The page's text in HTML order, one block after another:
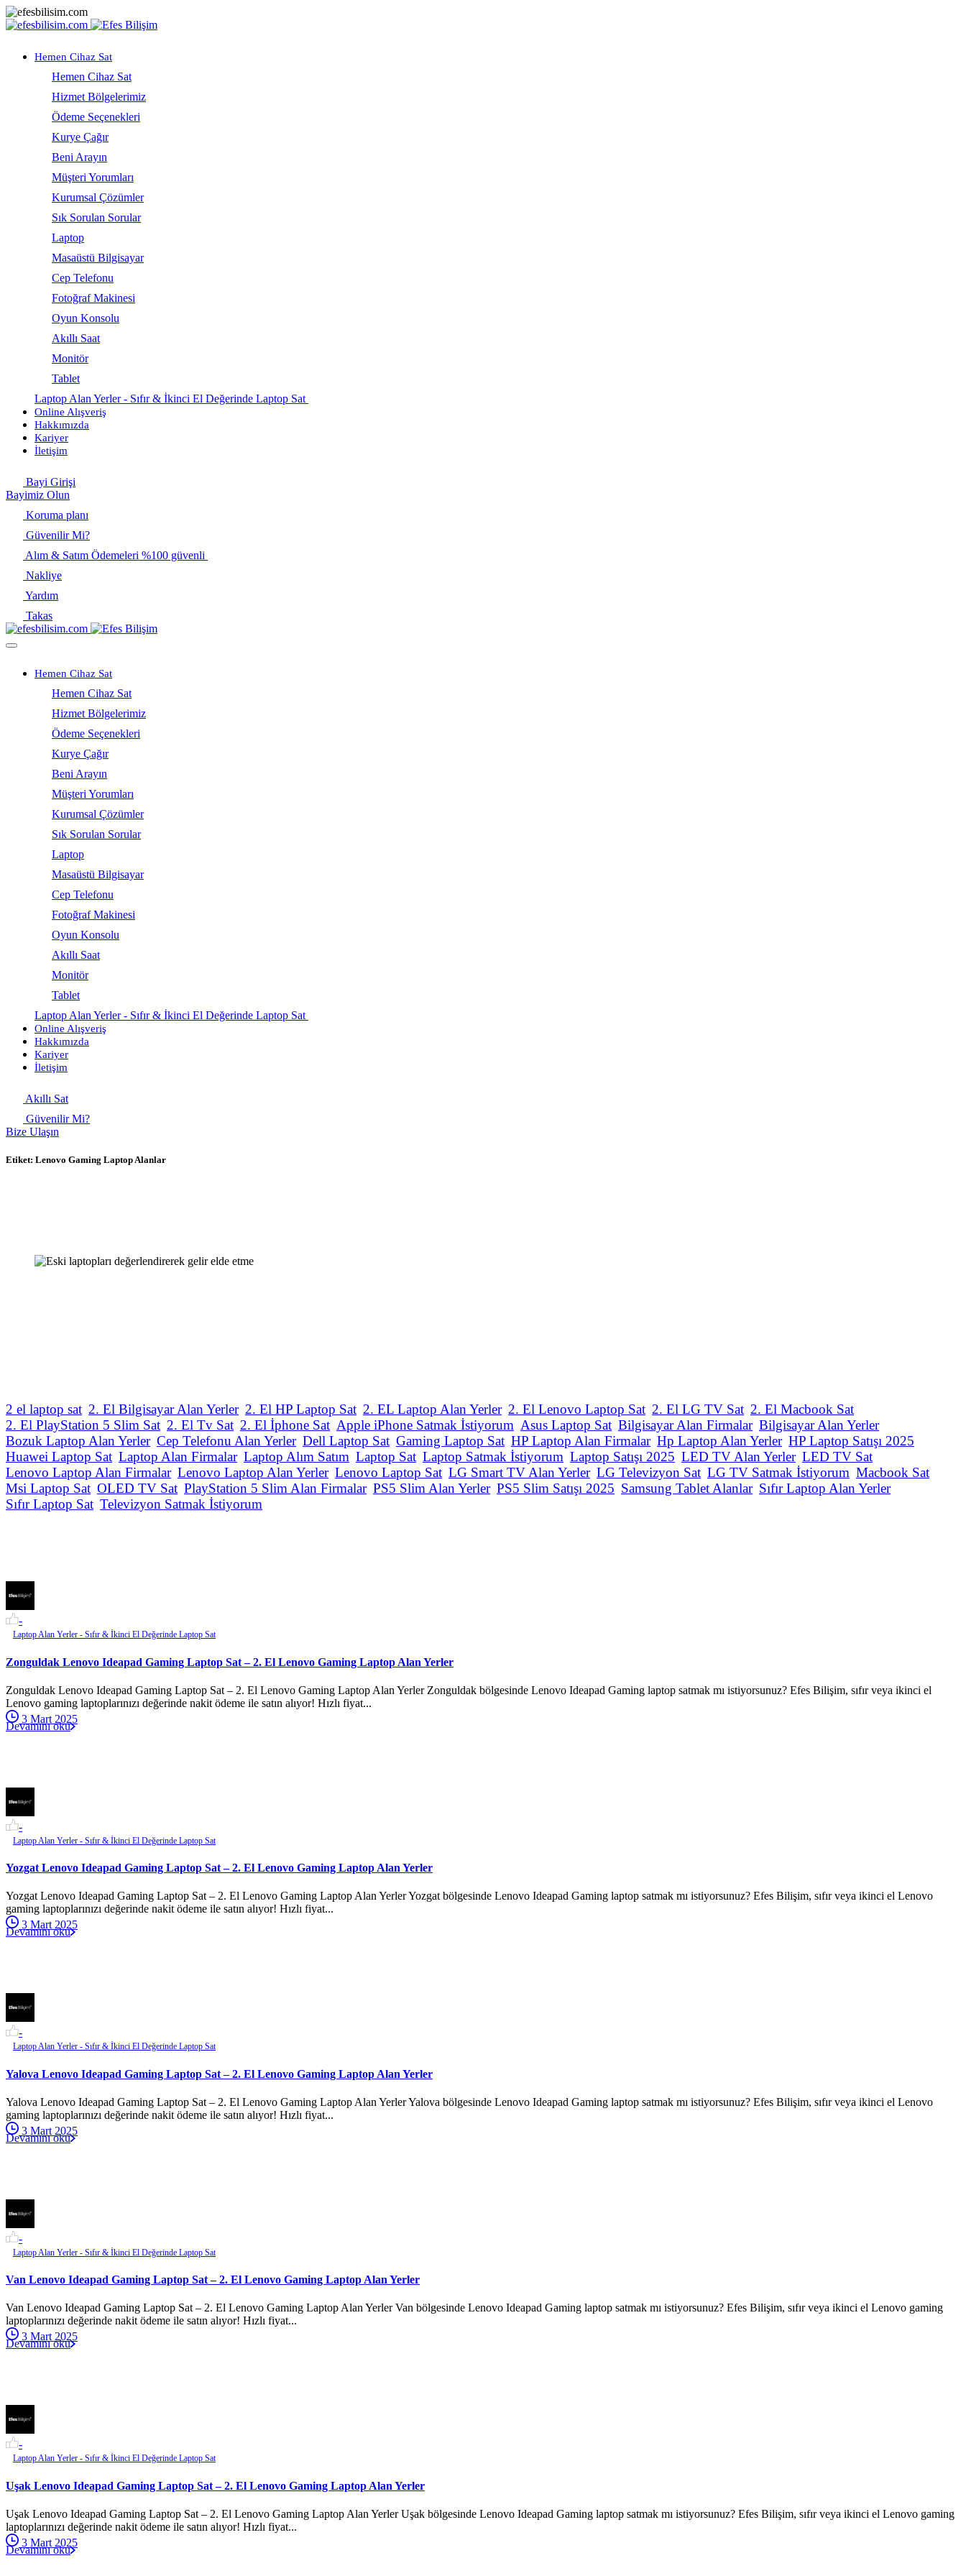
Hemen Cihaz Sat
Hemen Cihaz Sat
Hizmet Bölgelerimiz
Ödeme Seçenekleri
Kurye Çağır
Beni Arayın
Müşteri Yorumları
Kurumsal Çözümler
Sık Sorulan Sorular
Laptop
Masaüstü Bilgisayar
Cep Telefonu
Fotoğraf Makinesi
Oyun Konsolu
Akıllı Saat
Monitör
Tablet
Laptop Alan Yerler - Sıfır & İkinci El Değerinde Laptop Sat
Online Alışveriş
Hakkımızda
Kariyer
İletişim
Bayi Girişi
Bayimiz Olun
Koruma planı
Güvenilir Mi?
Alım & Satım Ödemeleri %100 güvenli
Nakliye
Yardım
Takas
Hemen Cihaz Sat
Hemen Cihaz Sat
Hizmet Bölgelerimiz
Ödeme Seçenekleri
Kurye Çağır
Beni Arayın
Müşteri Yorumları
Kurumsal Çözümler
Sık Sorulan Sorular
Laptop
Masaüstü Bilgisayar
Cep Telefonu
Fotoğraf Makinesi
Oyun Konsolu
Akıllı Saat
Monitör
Tablet
Laptop Alan Yerler - Sıfır & İkinci El Değerinde Laptop Sat
Online Alışveriş
Hakkımızda
Kariyer
İletişim
Akıllı Sat
Güvenilir Mi?
Bize Ulaşın
Etiket: Lenovo Gaming Laptop Alanlar
2 el laptop sat 2. El Bilgisayar Alan Yerler 2. El HP Laptop Sat 2. EL Laptop Alan Yerler 2. El Lenovo Laptop Sat 2. El LG TV Sat 2. El Macbook Sat
2. El PlayStation 5 Slim Sat 2. El Tv Sat 2. El İphone Sat Apple iPhone Satmak İstiyorum Asus Laptop Sat Bilgisayar Alan Firmalar Bilgisayar Alan Yerler
Bozuk Laptop Alan Yerler Cep Telefonu Alan Yerler Dell Laptop Sat Gaming Laptop Sat HP Laptop Alan Firmalar Hp Laptop Alan Yerler HP Laptop Satışı 2025
Huawei Laptop Sat Laptop Alan Firmalar Laptop Alım Satım Laptop Sat Laptop Satmak İstiyorum Laptop Satışı 2025 LED TV Alan Yerler LED TV Sat
Lenovo Laptop Alan Firmalar Lenovo Laptop Alan Yerler Lenovo Laptop Sat LG Smart TV Alan Yerler LG Televizyon Sat LG TV Satmak İstiyorum Macbook Sat
Msi Laptop Sat OLED TV Sat PlayStation 5 Slim Alan Firmalar PS5 Slim Alan Yerler PS5 Slim Satışı 2025 Samsung Tablet Alanlar Sıfır Laptop Alan Yerler
Sıfır Laptop Sat Televizyon Satmak İstiyorum
-
Laptop Alan Yerler - Sıfır & İkinci El Değerinde Laptop Sat
Zonguldak Lenovo Ideapad Gaming Laptop Sat – 2. El Lenovo Gaming Laptop Alan Yerler
Zonguldak Lenovo Ideapad Gaming Laptop Sat – 2. El Lenovo Gaming Laptop Alan Yerler Zonguldak bölgesinde Lenovo Ideapad Gaming laptop satmak mı istiyorsunuz? Efes Bilişim, sıfır veya ikinci el
Lenovo gaming laptoplarınızı değerinde nakit ödeme ile satın alıyor! Hızlı fiyat...
3 Mart 2025
Devamını oku
-
Laptop Alan Yerler - Sıfır & İkinci El Değerinde Laptop Sat
Yozgat Lenovo Ideapad Gaming Laptop Sat – 2. El Lenovo Gaming Laptop Alan Yerler
Yozgat Lenovo Ideapad Gaming Laptop Sat – 2. El Lenovo Gaming Laptop Alan Yerler Yozgat bölgesinde Lenovo Ideapad Gaming laptop satmak mı istiyorsunuz? Efes Bilişim, sıfır veya ikinci el Lenovo
gaming laptoplarınızı değerinde nakit ödeme ile satın alıyor! Hızlı fiyat...
3 Mart 2025
Devamını oku
-
Laptop Alan Yerler - Sıfır & İkinci El Değerinde Laptop Sat
Yalova Lenovo Ideapad Gaming Laptop Sat – 2. El Lenovo Gaming Laptop Alan Yerler
Yalova Lenovo Ideapad Gaming Laptop Sat – 2. El Lenovo Gaming Laptop Alan Yerler Yalova bölgesinde Lenovo Ideapad Gaming laptop satmak mı istiyorsunuz? Efes Bilişim, sıfır veya ikinci el Lenovo
gaming laptoplarınızı değerinde nakit ödeme ile satın alıyor! Hızlı fiyat...
3 Mart 2025
Devamını oku
-
Laptop Alan Yerler - Sıfır & İkinci El Değerinde Laptop Sat
Van Lenovo Ideapad Gaming Laptop Sat – 2. El Lenovo Gaming Laptop Alan Yerler
Van Lenovo Ideapad Gaming Laptop Sat – 2. El Lenovo Gaming Laptop Alan Yerler Van bölgesinde Lenovo Ideapad Gaming laptop satmak mı istiyorsunuz? Efes Bilişim, sıfır veya ikinci el Lenovo gaming
laptoplarınızı değerinde nakit ödeme ile satın alıyor! Hızlı fiyat...
3 Mart 2025
Devamını oku
-
Laptop Alan Yerler - Sıfır & İkinci El Değerinde Laptop Sat
Uşak Lenovo Ideapad Gaming Laptop Sat – 2. El Lenovo Gaming Laptop Alan Yerler
Uşak Lenovo Ideapad Gaming Laptop Sat – 2. El Lenovo Gaming Laptop Alan Yerler Uşak bölgesinde Lenovo Ideapad Gaming laptop satmak mı istiyorsunuz? Efes Bilişim, sıfır veya ikinci el Lenovo gaming
laptoplarınızı değerinde nakit ödeme ile satın alıyor! Hızlı fiyat...
3 Mart 2025
Devamını oku